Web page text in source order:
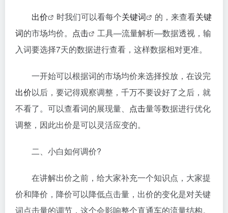
出价 时我们可以看每个关键词 的，来查看关键
词的市场均价。 点击
工具—流量解析—数据透视，输
入词要选择7天的数据进行查看，这样数据相对更准。
一开始可以根据词的市场均价来选择投放，在设完
出价以后，要记得观察调整，千万不要设好了之后，就
不看了。可以查看词的展现量、 点击量等数据进行优化
调整，因此出价是可以灵活应变的。
二、小白如何调价?
在讲解出价之前，给大家补充一个知识点，大家提
价和降价，降价可以降低点击量，出价的变化是对关键
词点击量的调节，这个会影响整个直通车的流量结构。